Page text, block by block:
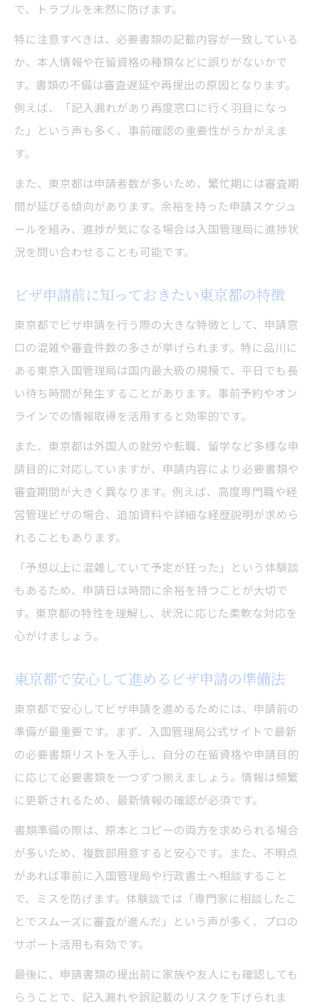
で、トラブルを未然に防げます。
特に注意すべきは、必要書類の記載内容が一致している
か、本人情報や在留資格の種類などに誤りがないかで
す。書類の不備は審査遅延や再提出の原因となります。
例えば、「記入漏れがあり再度窓口に行く羽目になっ
た」という声も多く、事前確認の重要性がうかがえま
す。
また、東京都は申請者数が多いため、繁忙期には審査期
間が延びる傾向があります。余裕を持った申請スケジュ
ールを組み、進捗が気になる場合は入国管理局に進捗状
況を問い合わせることも可能です。
ビザ申請前に知っておきたい東京都の特徴
東京都でビザ申請を行う際の大きな特徴として、申請窓
口の混雑や審査件数の多さが挙げられます。特に品川に
ある東京入国管理局は国内最大級の規模で、平日でも長
い待ち時間が発生することがあります。事前予約やオン
ラインでの情報取得を活用すると効率的です。
また、東京都は外国人の就労や転職、留学など多様な申
請目的に対応していますが、申請内容により必要書類や
審査期間が大きく異なります。例えば、高度専門職や経
営管理ビザの場合、追加資料や詳細な経歴説明が求めら
れることもあります。
「予想以上に混雑していて予定が狂った」という体験談
もあるため、申請日は時間に余裕を持つことが大切で
す。東京都の特性を理解し、状況に応じた柔軟な対応を
心がけましょう。
東京都で安心して進めるビザ申請の準備法
東京都で安心してビザ申請を進めるためには、申請前の
準備が最重要です。まず、入国管理局公式サイトで最新
の必要書類リストを入手し、自分の在留資格や申請目的
に応じて必要書類を一つずつ揃えましょう。情報は頻繁
に更新されるため、最新情報の確認が必須です。
書類準備の際は、原本とコピーの両方を求められる場合
が多いため、複数部用意すると安心です。また、不明点
があれば事前に入国管理局や行政書士へ相談すること
で、ミスを防げます。体験談では「専門家に相談したこ
とでスムーズに審査が進んだ」という声が多く、プロの
サポート活用も有効です。
最後に、申請書類の提出前に家族や友人にも確認しても
らうことで、記入漏れや誤記載のリスクを下げられま